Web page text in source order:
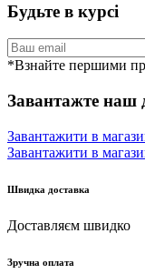
Будьте в курсі
*Взнайте першими
Завантажте наш
Завантажити в
Завантажити в
Швидка доставка
Доставляєм швидко
Зручна оплата